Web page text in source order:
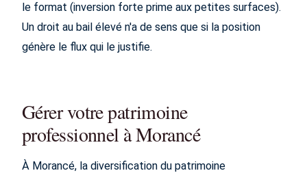
le format (inversion forte prime aux petites surfaces).
Un droit au bail élevé n'a de sens que si la position
génère le flux qui le justifie.
Gérer votre patrimoine
professionnel à Morancé
À Morancé, la diversification du patrimoine